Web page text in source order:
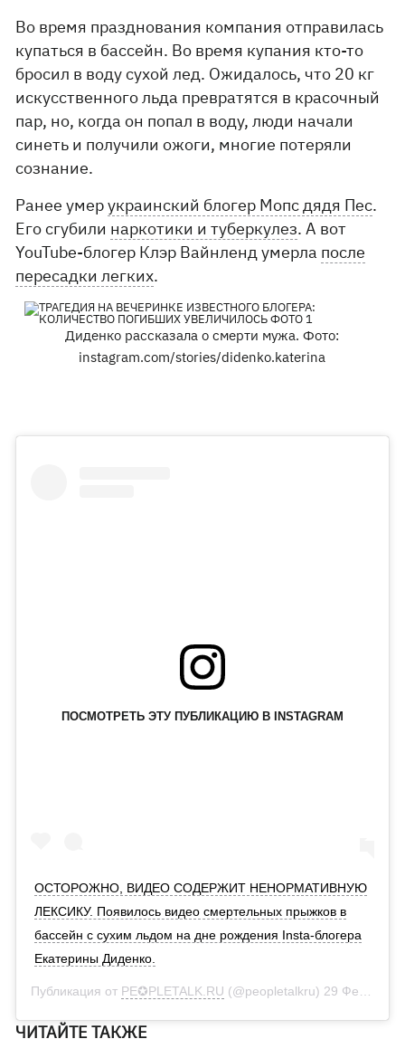
Во время празднования компания отправилась
купаться в бассейн. Во время купания кто-то
бросил в воду сухой лед. Ожидалось, что 20 кг
искусственного льда превратятся в красочный
пар, но, когда он попал в воду, люди начали
синеть и получили ожоги, многие потеряли
сознание.
Ранее умерукраинский блогер Мопс дядя Пес.
Его сгубили наркотики и туберкулез. А вот
YouTube-блогер Клэр Вайнленд умерла после
пересадки легких.
Диденко рассказала о смерти мужа. Фото:
instagram.com/stories/didenko.katerina
ПОСМОТРЕТЬ ЭТУ ПУБЛИКАЦИЮ В INSTAGRAM
ОСТОРОЖНО, ВИДЕО СОДЕРЖИТ НЕНОРМАТИВНУЮ
ЛЕКСИКУ. Появилось видео смертельных прыжков в
бассейн с сухим льдом на дне рождения Insta-блогера
Екатерины Диденко.
Публикация от PE✪PLETALK.RU (@peopletalkru) 29 Фев 2020 в 3:00 PST
ЧИТАЙТЕ ТАКЖЕ